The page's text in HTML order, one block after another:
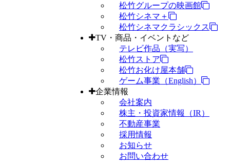
松竹グループの映画館
松竹シネマ＋
松竹シネマクラシックス
TV・商品・イベントなど
テレビ作品（実写）
松竹ストア
松竹お化け屋本舗
ゲーム事業（English）
企業情報
会社案内
株主・投資家情報（IR）
不動産事業
採用情報
お知らせ
お問い合わせ